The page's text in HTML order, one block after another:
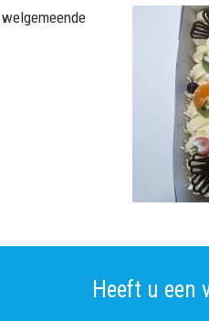
Heeft u een